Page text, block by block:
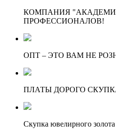
КОМПАНИЯ
ПРОФЕССИОНАЛОВ!
ОПТ – ЭТО ВАМ НЕ
ПЛАТЫ ДОРОГО
Скупка ювелирного